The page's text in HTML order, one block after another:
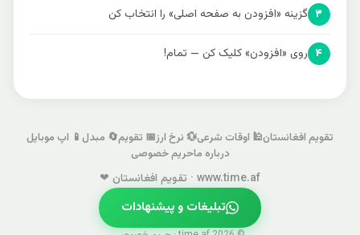
۳ گزینه «افزودن به صفحه اصلی» را انتخاب کن
۴ روی «افزودن» کلیک کن — تمام!
تقویم افغانستان🕌 اوقات شرعی💱 نرخ ارز📅 تقویم🔄 مبدل 📱 اپ موبایل
درباره ماحریم خصوصی
www.time.af · تقویم افغانستان ❤
تبلیغات و پیشنهادات